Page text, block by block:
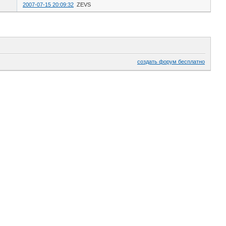
2007-07-15 20:09:32 ZEVS
создать форум бесплатно